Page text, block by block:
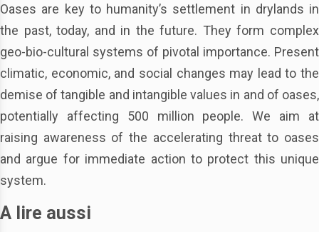
Oases are key to humanity’s settlement in drylands in
the past, today, and in the future. They form complex
geo-bio-cultural systems of pivotal importance. Present
climatic, economic, and social changes may lead to the
demise of tangible and intangible values in and of oases,
potentially affecting 500 million people. We aim at
raising awareness of the accelerating threat to oases
and argue for immediate action to protect this unique
system.
A lire aussi